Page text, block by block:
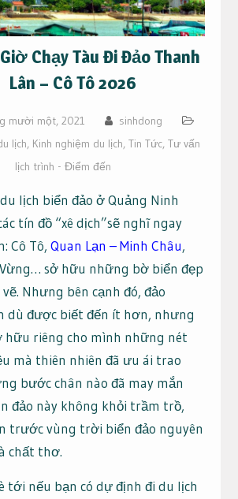
Chạy Tàu Đi Đảo Thanh
Lân – Cô Tô 2026
mười một, 2021
sinhdong
lịch, Kinh nghiệm du lịch, Tin Tức, Tư vấn
lịch trình - Điểm đến
lịch biển đảo ở Quảng Ninh
tín đồ “xê dịch”sẽ nghĩ ngay
Cô Tô, Quan Lạn – Minh Châu,
sở hữu những bờ biển đẹp
Nhưng bên cạnh đó, đảo
dù được biết đến ít hơn, nhưng
hữu riêng cho mình những nét
mà thiên nhiên đã ưu ái trao
bước chân nào đã may mắn
đảo này không khỏi trầm trồ,
trước vùng trời biển đảo nguyên
chất thơ.
tới nếu bạn có dự định đi du lịch